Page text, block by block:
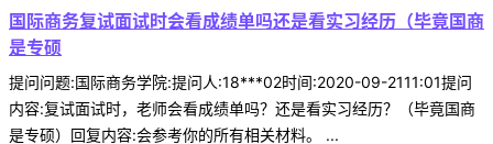
国际商务复试面试时会看成绩单吗还是看实习经历（毕竟国商
是专硕
提问问题:国际商务学院:提问人:18***02时间:2020-09-2111:01提问
内容:复试面试时，老师会看成绩单吗？还是看实习经历？（毕竟国商
是专硕）回复内容:会参考你的所有相关材料。 ...